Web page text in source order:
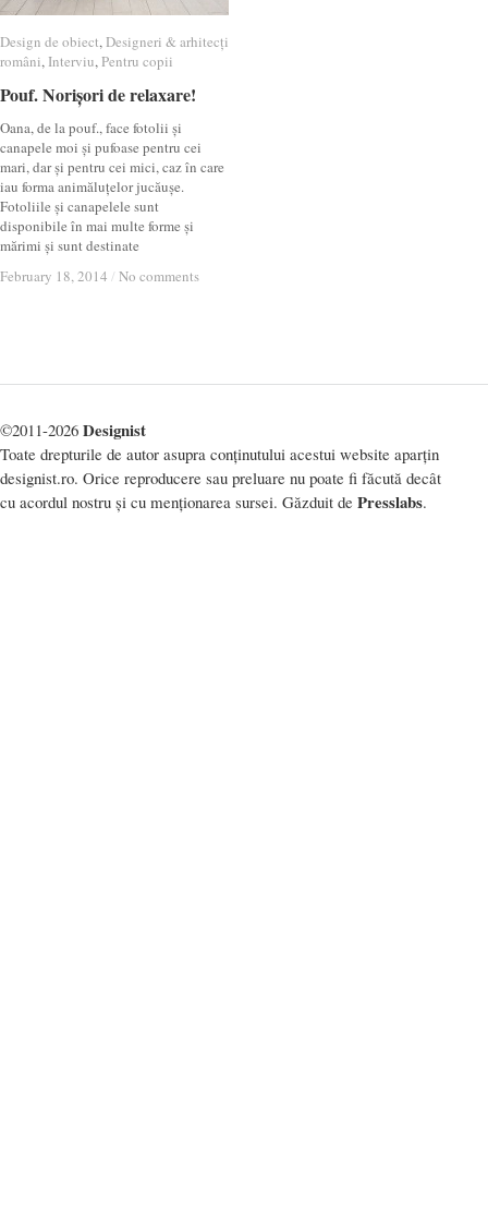
Design de obiect,Designeri & arhitecți
români, Interviu,Pentru copii
Pouf. Norișori de relaxare!
Oana, de la pouf., face fotolii și
canapele moi și pufoase pentru cei
mari, dar și pentru cei mici, caz în care
iau forma animăluțelor jucăușe.
Fotoliile și canapelele sunt
disponibile în mai multe forme și
mărimi și sunt destinate
February 18, 2014 / No comments
Design de obiect Designeri & arhitecți
români Interviu Pentru copii
Pouf. Norișori de relaxare!
February 18, 2014 / No comments
©2011-2026 Designist
Toate drepturile de autor asupra conținutului acestui website aparțin
designist.ro. Orice reproducere sau preluare nu poate fi făcută decât
cu acordul nostru și cu menționarea sursei. Găzduit de Presslabs.